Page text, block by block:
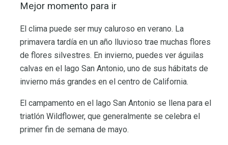
Mejor momento para ir
El clima puede ser muy caluroso en verano. La
primavera tardía en un año lluvioso trae muchas flores
de flores silvestres. En invierno, puedes ver águilas
calvas en el lago San Antonio, uno de sus hábitats de
invierno más grandes en el centro de California.
El campamento en el lago San Antonio se llena para el
triatlón Wildflower, que generalmente se celebra el
primer fin de semana de mayo.